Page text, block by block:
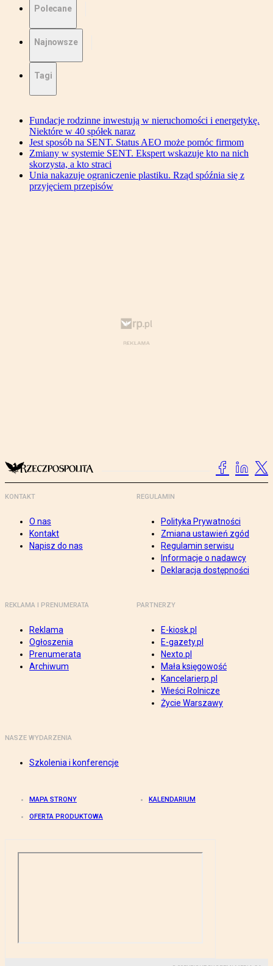
Polecane
Najnowsze
Tagi
Fundacje rodzinne inwestują w nieruchomości i energetykę.
Niektóre w 40 spółek naraz
Jest sposób na SENT. Status AEO może pomóc firmom
Zmiany w systemie SENT. Ekspert wskazuje kto na nich
skorzysta, a kto straci
Unia nakazuje ograniczenie plastiku. Rząd spóźnia się z
przyjęciem przepisów
KONTAKT
O nas
Kontakt
Napisz do nas
REGULAMIN
Polityka Prywatności
Zmiana ustawień zgód
Regulamin serwisu
Informacje o nadawcy
Deklaracja dostępności
REKLAMA I PRENUMERATA
Reklama
Ogłoszenia
Prenumerata
Archiwum
PARTNERZY
E-kiosk.pl
E-gazety.pl
Nexto.pl
Mała księgowość
Kancelarierp.pl
Wieści Rolnicze
Życie Warszawy
NASZE WYDARZENIA
Szkolenia i konferencje
MAPA STRONY KALENDARIUM
OFERTA PRODUKTOWA